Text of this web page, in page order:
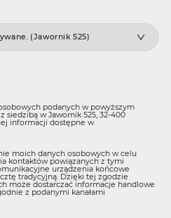
podanych w powyższym
siedzibą w Jawornik 525, 32-400
informacji dostępne w
moich danych osobowych w celu
kontaktów powiązanych z tymi
urządzenia końcowe
tradycyjną. Dzięki tej zgodzie
może dostarczać informacje handlowe
z podanymi kanałami